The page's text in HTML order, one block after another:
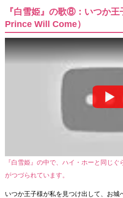
『白雪姫』の歌⑧：いつか
Prince Will Come）
『白雪姫』の中で、ハイ・ホーと同じ
がつづられています。
いつか王子様が私を見つけ出して、お城